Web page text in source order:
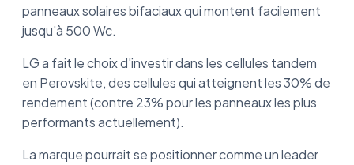
panneaux solaires bifaciaux qui montent facilement
jusqu'à 500 Wc.
LG a fait le choix d'investir dans les cellules tandem
en Perovskite, des cellules qui atteignent les 30% de
rendement (contre 23% pour les panneaux les plus
performants actuellement).
La marque pourrait se positionner comme un leader